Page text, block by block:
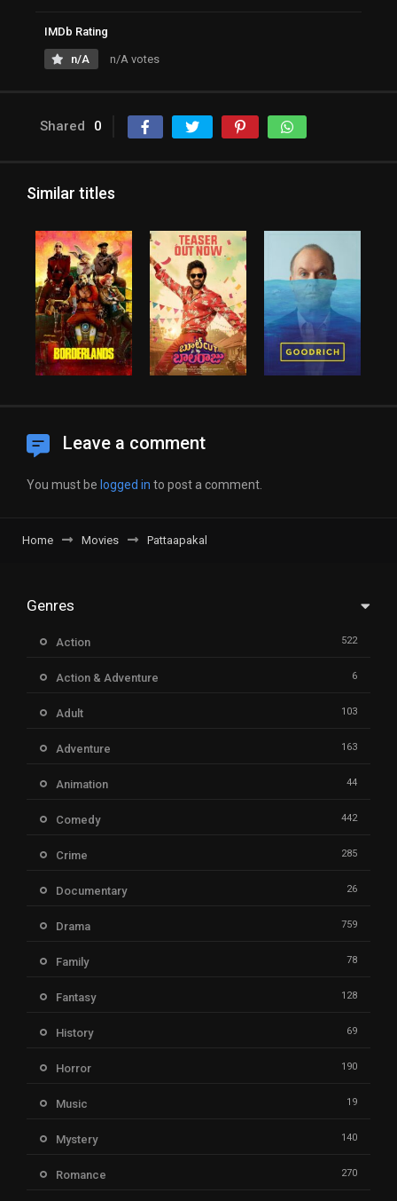
IMDb Rating
n/A n/A votes
Shared 0
Similar titles
Leave a comment
You must be logged in to post a comment.
Home Movies Pattaapakal
Genres
Action 522
Action & Adventure 6
Adult 103
Adventure 163
Animation 44
Comedy 442
Crime 285
Documentary 26
Drama 759
Family 78
Fantasy 128
History 69
Horror 190
Music 19
Mystery 140
Romance 270